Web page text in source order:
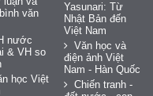
văn
nước
& VH so
học Việt
Yasunari: Từ
Nhật Bản đến
Việt Nam
Văn học và
điện ảnh Việt
Nam - Hàn Quốc
Chiến tranh -